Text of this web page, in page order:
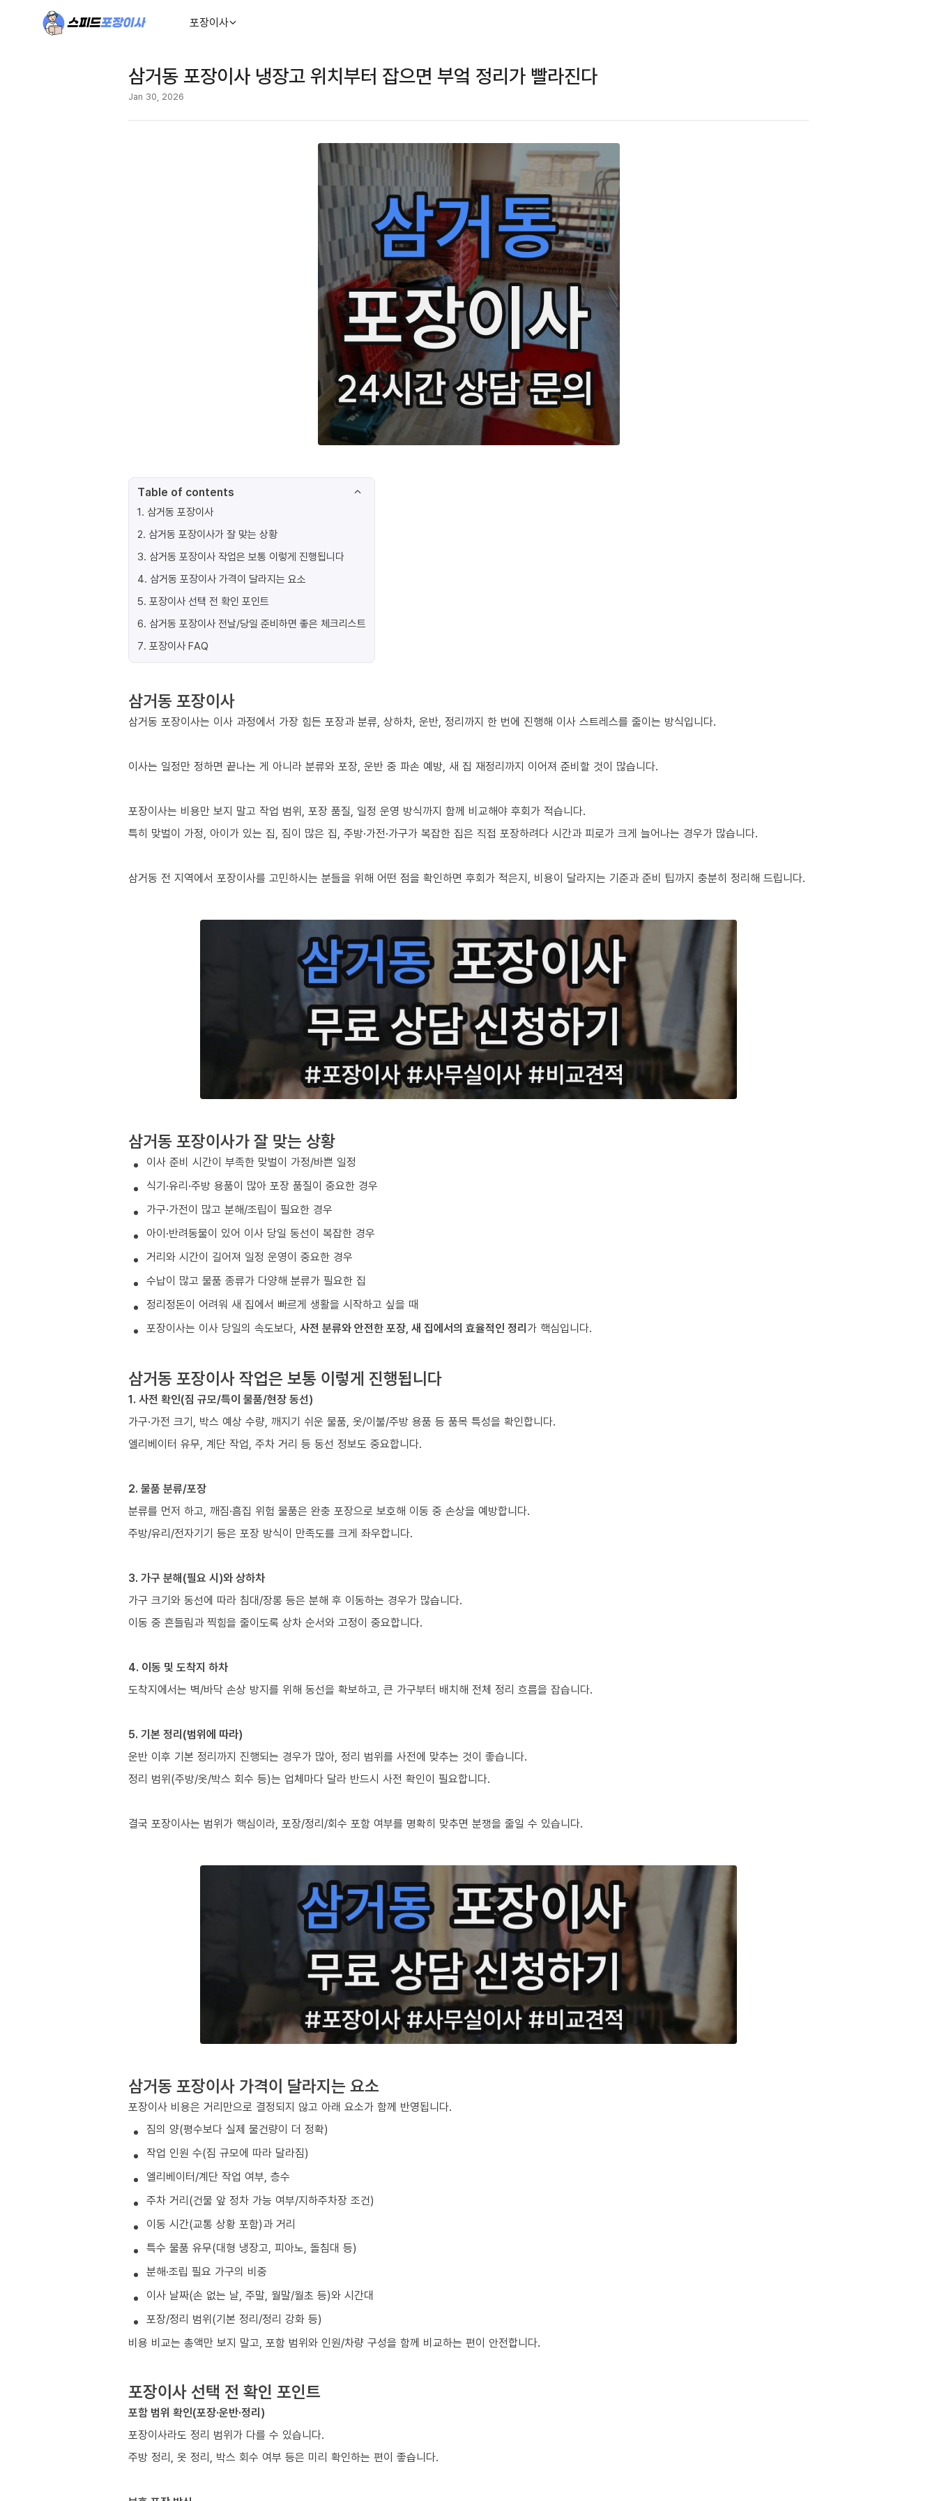
포장이사
삼거동 포장이사 냉장고 위치부터 잡으면 부엌 정리가 빨라진다
Jan 30, 2026
Table of contents
1. 삼거동 포장이사
2. 삼거동 포장이사가 잘 맞는 상황
3. 삼거동 포장이사 작업은 보통 이렇게 진행됩니다
4. 삼거동 포장이사 가격이 달라지는 요소
5. 포장이사 선택 전 확인 포인트
6. 삼거동 포장이사 전날/당일 준비하면 좋은 체크리스트
7. 포장이사 FAQ
삼거동 포장이사
삼거동 포장이사는 이사 과정에서 가장 힘든 포장과 분류, 상하차, 운반, 정리까지 한 번에 진행해 이사 스트레스를 줄이는 방식입니다.
이사는 일정만 정하면 끝나는 게 아니라 분류와 포장, 운반 중 파손 예방, 새 집 재정리까지 이어져 준비할 것이 많습니다.
포장이사는 비용만 보지 말고 작업 범위, 포장 품질, 일정 운영 방식까지 함께 비교해야 후회가 적습니다.
특히 맞벌이 가정, 아이가 있는 집, 짐이 많은 집, 주방·가전·가구가 복잡한 집은 직접 포장하려다 시간과 피로가 크게 늘어나는 경우가 많습니다.
삼거동 전 지역에서 포장이사를 고민하시는 분들을 위해 어떤 점을 확인하면 후회가 적은지, 비용이 달라지는 기준과 준비 팁까지 충분히 정리해 드립니다.
삼거동 포장이사가 잘 맞는 상황
이사 준비 시간이 부족한 맞벌이 가정/바쁜 일정
식기·유리·주방 용품이 많아 포장 품질이 중요한 경우
가구·가전이 많고 분해/조립이 필요한 경우
아이·반려동물이 있어 이사 당일 동선이 복잡한 경우
거리와 시간이 길어져 일정 운영이 중요한 경우
수납이 많고 물품 종류가 다양해 분류가 필요한 집
정리정돈이 어려워 새 집에서 빠르게 생활을 시작하고 싶을 때
포장이사는 이사 당일의 속도보다, 사전 분류와 안전한 포장, 새 집에서의 효율적인 정리가 핵심입니다.
삼거동 포장이사 작업은 보통 이렇게 진행됩니다
1. 사전 확인(짐 규모/특이 물품/현장 동선)
가구·가전 크기, 박스 예상 수량, 깨지기 쉬운 물품, 옷/이불/주방 용품 등 품목 특성을 확인합니다.
엘리베이터 유무, 계단 작업, 주차 거리 등 동선 정보도 중요합니다.
2. 물품 분류/포장
분류를 먼저 하고, 깨짐·흠집 위험 물품은 완충 포장으로 보호해 이동 중 손상을 예방합니다.
주방/유리/전자기기 등은 포장 방식이 만족도를 크게 좌우합니다.
3. 가구 분해(필요 시)와 상하차
가구 크기와 동선에 따라 침대/장롱 등은 분해 후 이동하는 경우가 많습니다.
이동 중 흔들림과 찍힘을 줄이도록 상차 순서와 고정이 중요합니다.
4. 이동 및 도착지 하차
도착지에서는 벽/바닥 손상 방지를 위해 동선을 확보하고, 큰 가구부터 배치해 전체 정리 흐름을 잡습니다.
5. 기본 정리(범위에 따라)
운반 이후 기본 정리까지 진행되는 경우가 많아, 정리 범위를 사전에 맞추는 것이 좋습니다.
정리 범위(주방/옷/박스 회수 등)는 업체마다 달라 반드시 사전 확인이 필요합니다.
결국 포장이사는 범위가 핵심이라, 포장/정리/회수 포함 여부를 명확히 맞추면 분쟁을 줄일 수 있습니다.
삼거동 포장이사 가격이 달라지는 요소
포장이사 비용은 거리만으로 결정되지 않고 아래 요소가 함께 반영됩니다.
짐의 양(평수보다 실제 물건량이 더 정확)
작업 인원 수(짐 규모에 따라 달라짐)
엘리베이터/계단 작업 여부, 층수
주차 거리(건물 앞 정차 가능 여부/지하주차장 조건)
이동 시간(교통 상황 포함)과 거리
특수 물품 유무(대형 냉장고, 피아노, 돌침대 등)
분해·조립 필요 가구의 비중
이사 날짜(손 없는 날, 주말, 월말/월초 등)와 시간대
포장/정리 범위(기본 정리/정리 강화 등)
비용 비교는 총액만 보지 말고, 포함 범위와 인원/차량 구성을 함께 비교하는 편이 안전합니다.
포장이사 선택 전 확인 포인트
포함 범위 확인(포장·운반·정리)
포장이사라도 정리 범위가 다를 수 있습니다.
주방 정리, 옷 정리, 박스 회수 여부 등은 미리 확인하는 편이 좋습니다.